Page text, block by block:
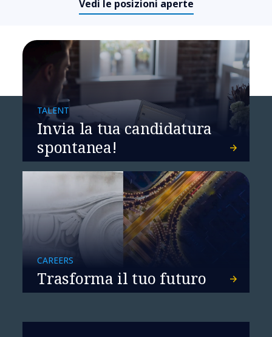
Vedi le posizioni aperte
TALENT
Invia la tua candidatura
spontanea!
CAREERS
Trasforma il tuo futuro